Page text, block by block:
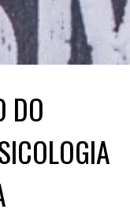
DO